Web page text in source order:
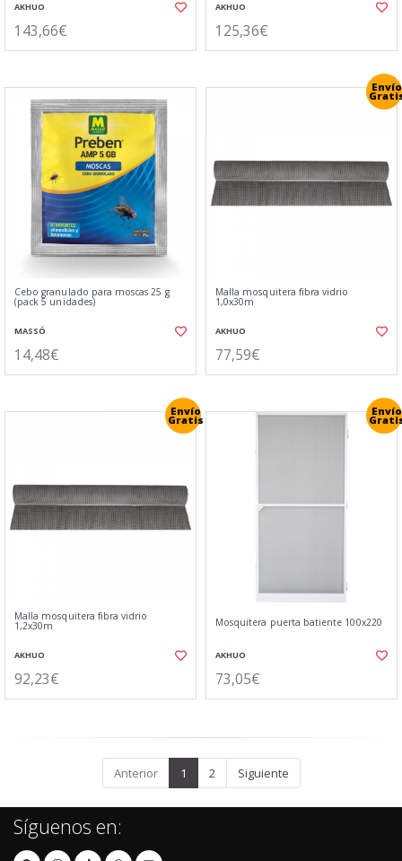
AKHUO
143,66€
AKHUO
125,36€
Cebo granulado para moscas 25 g
(pack 5 unidades)
MASSÓ
14,48€
Envío
Malla mosquitera fibra vidrio
1,0x30m
AKHUO
77,59€
Envío
Gratis
Malla mosquitera fibra vidrio
1,2x30m
AKHUO
92,23€
Envío
Mosquitera puerta batiente 100x220
AKHUO
73,05€
Anterior 1 2 Siguiente
Síguenos en: